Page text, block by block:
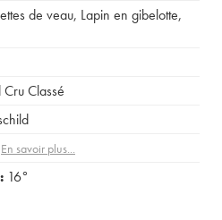
de veau, Lapin en gibelotte,
Classé
En savoir plus...
16°